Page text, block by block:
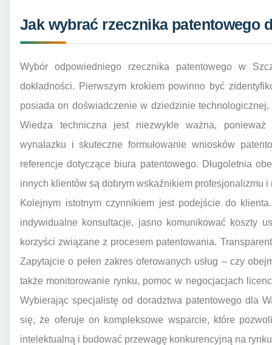
Jak wybrać rzecznika patentowego
Wybór odpowiedniego rzecznika patentowego w
dokładności. Pierwszym krokiem powinno być
posiada on doświadczenie w dziedzinie
Wiedza techniczna jest niezwykle ważna,
wynalazku i skuteczne formułowanie wniosków
referencje dotyczące biura patentowego. Długoletnia
innych klientów są dobrym wskaźnikiem profesjonalizmu i
Kolejnym istotnym czynnikiem jest podejście do
indywidualne konsultacje, jasno komunikować koszty
korzyści związane z procesem patentowania.
Zapytajcie o pełen zakres oferowanych usług – czy
także monitorowanie rynku, pomoc w negocjacjach
Wybierając specjalistę od doradztwa patentowego dla
się, że oferuje on kompleksowe wsparcie, które
intelektualną i budować przewagę konkurencyjną na